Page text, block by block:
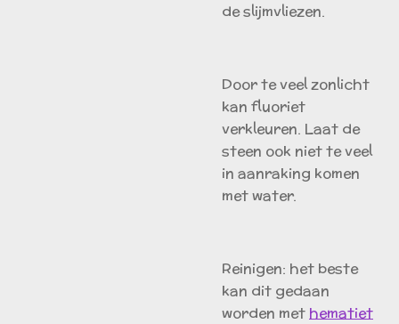
de slijmvliezen.
Door te veel zonlicht
kan fluoriet
verkleuren. Laat de
steen ook niet te veel
in aanraking komen
met water.
Reinigen: het beste
kan dit gedaan
worden met hematiet